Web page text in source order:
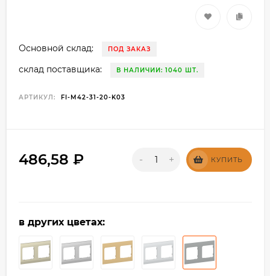
Основной склад: ПОД ЗАКАЗ
склад поставщика: В НАЛИЧИИ: 1040 ШТ.
АРТИКУЛ: FI-M42-31-20-K03
486,58 ₽ - + КУПИТЬ
в других цветах: